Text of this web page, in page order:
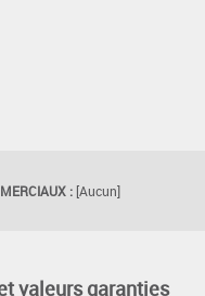
: [Aucun]
valeurs garanties